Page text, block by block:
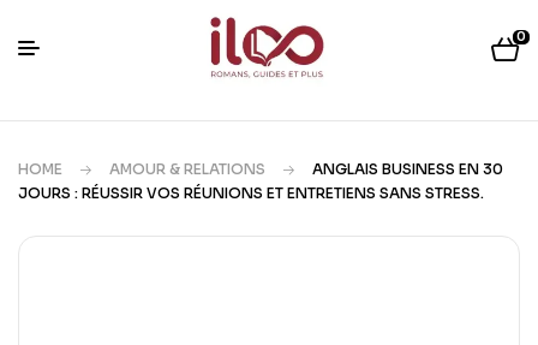
0
HOME AMOUR & RELATIONS
ANGLAIS BUSINESS EN 30
JOURS : RÉUSSIR VOS RÉUNIONS ET ENTRETIENS SANS STRESS.